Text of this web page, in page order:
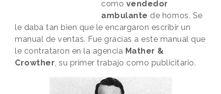
como vendedor
ambulante de hornos. Se
le daba tan bien que le encargaron escribir un
manual de ventas. Fue gracias a este manual que
le contrataron en la agencia Mather &
Crowther, su primer trabajo como publicitario.